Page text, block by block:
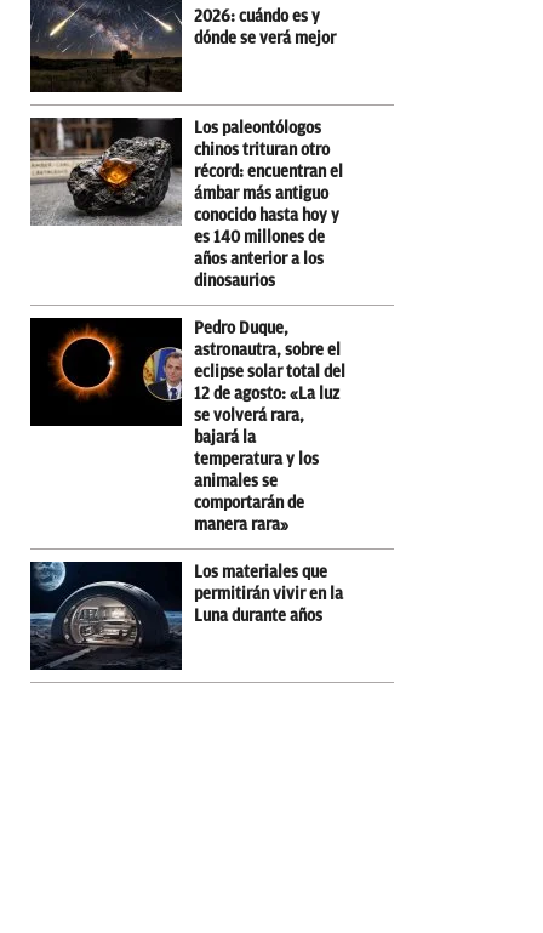
2026: cuándo es y
dónde se verá mejor
Los paleontólogos
chinos trituran otro
récord: encuentran el
ámbar más antiguo
conocido hasta hoy y
es 140 millones de
años anterior a los
dinosaurios
Pedro Duque,
astronautra, sobre el
eclipse solar total del
12 de agosto: «La luz
se volverá rara,
bajará la
temperatura y los
animales se
comportarán de
manera rara»
Los materiales que
permitirán vivir en la
Luna durante años